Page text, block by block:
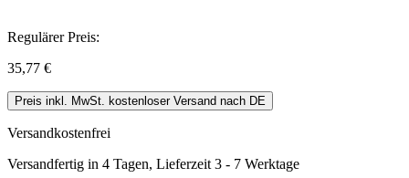
Regulärer Preis:
35,77 €
Preis inkl. MwSt. kostenloser Versand nach DE
Versandkostenfrei
Versandfertig in 4 Tagen, Lieferzeit 3 - 7 Werktage